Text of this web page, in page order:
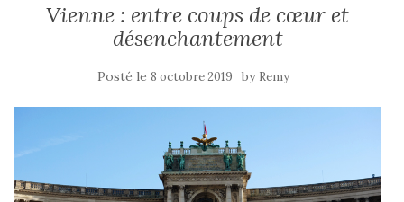
Vienne : entre coups de cœur et
désenchantement
Posté le 8 octobre 2019 by Remy